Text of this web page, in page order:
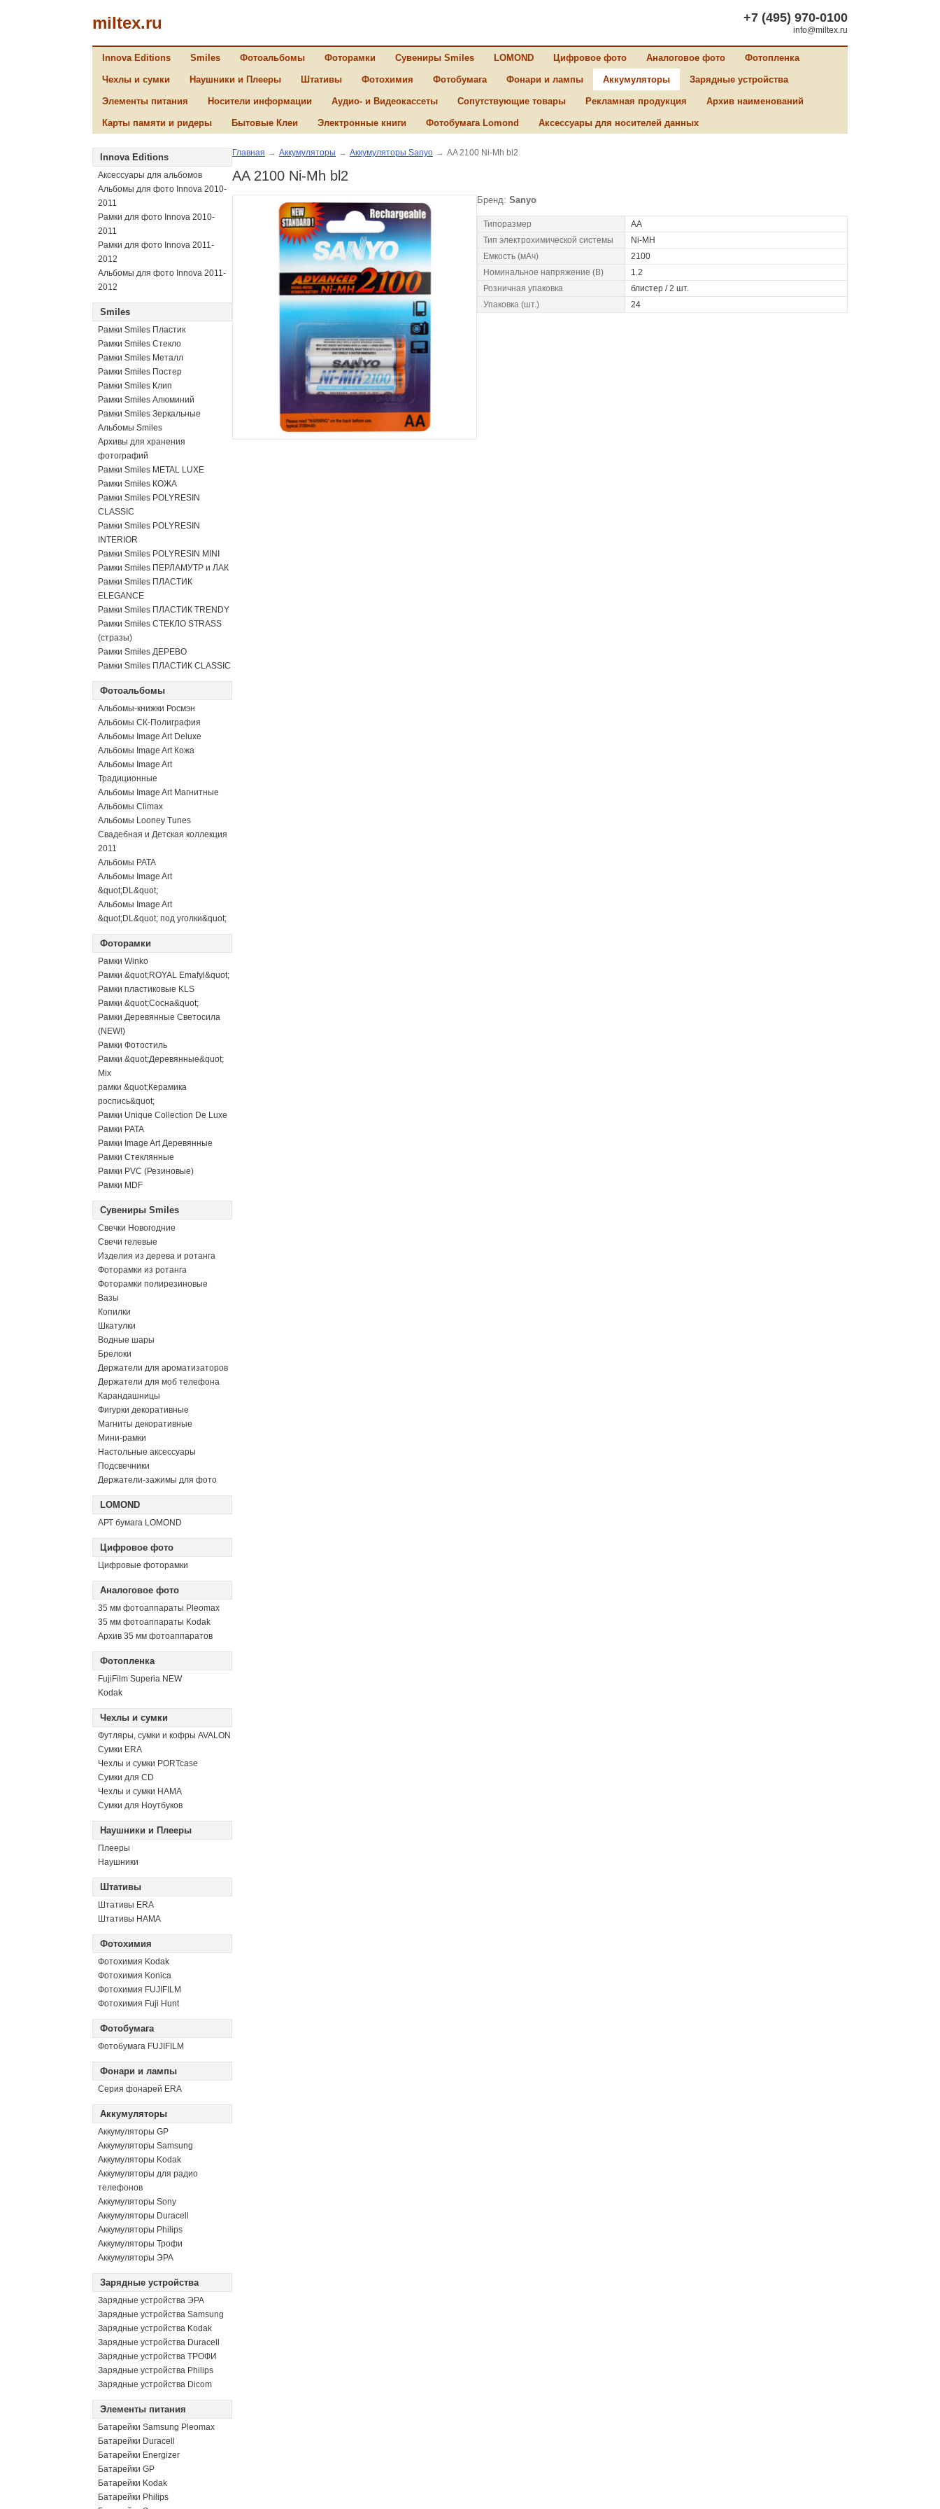
miltex.ru +7 (495) 970-0100
info@miltex.ru
Innova Editions Smiles Фотоальбомы Фоторамки Сувениры Smiles LOMOND Цифровое фото Аналоговое фото Фотопленка
Чехлы и сумки Наушники и Плееры Штативы Фотохимия Фотобумага Фонари и лампы Аккумуляторы Зарядные устройства
Элементы питания Носители информации Аудио- и Видеокассеты Сопутствующие товары Рекламная продукция Архив наименований
Карты памяти и ридеры Бытовые Клеи Электронные книги Фотобумага Lomond Аксессуары для носителей данных
Innova Editions
Аксессуары для альбомов
Альбомы для фото Innova 2010-
2011
Рамки для фото Innova 2010-
2011
Рамки для фото Innova 2011-
2012
Альбомы для фото Innova 2011-
2012
Smiles
Рамки Smiles Пластик
Рамки Smiles Стекло
Рамки Smiles Металл
Рамки Smiles Постер
Рамки Smiles Клип
Рамки Smiles Алюминий
Рамки Smiles Зеркальные
Альбомы Smiles
Архивы для хранения
фотографий
Рамки Smiles METAL LUXE
Рамки Smiles КОЖА
Рамки Smiles POLYRESIN
CLASSIC
Рамки Smiles POLYRESIN
INTERIOR
Рамки Smiles POLYRESIN MINI
Рамки Smiles ПЕРЛАМУТР и ЛАК
Рамки Smiles ПЛАСТИК
ELEGANCE
Рамки Smiles ПЛАСТИК TRENDY
Рамки Smiles СТЕКЛО STRASS
(стразы)
Рамки Smiles ДЕРЕВО
Рамки Smiles ПЛАСТИК CLASSIC
Фотоальбомы
Альбомы-книжки Росмэн
Альбомы СК-Полиграфия
Альбомы Image Art Deluxe
Альбомы Image Art Кожа
Альбомы Image Art
Традиционные
Альбомы Image Art Магнитные
Альбомы Climax
Альбомы Looney Tunes
Свадебная и Детская коллекция
2011
Альбомы PATA
Альбомы Image Art
&quot;DL&quot;
Альбомы Image Art
&quot;DL&quot; под уголки&quot;
Фоторамки
Рамки Winko
Рамки &quot;ROYAL Emafyl&quot;
Рамки пластиковые KLS
Рамки &quot;Сосна&quot;
Рамки Деревянные Светосила
(NEW!)
Рамки Фотостиль
Рамки &quot;Деревянные&quot;
Mix
рамки &quot;Керамика
роспись&quot;
Рамки Unique Collection De Luxe
Рамки PATA
Рамки Image Art Деревянные
Рамки Стеклянные
Рамки PVC (Резиновые)
Рамки MDF
Сувениры Smiles
Свечки Новогодние
Свечи гелевые
Изделия из дерева и ротанга
Фоторамки из ротанга
Фоторамки полирезиновые
Вазы
Копилки
Шкатулки
Водные шары
Брелоки
Держатели для ароматизаторов
Держатели для моб телефона
Карандашницы
Фигурки декоративные
Магниты декоративные
Мини-рамки
Настольные аксессуары
Подсвечники
Держатели-зажимы для фото
LOMOND
АРТ бумага LOMOND
Цифровое фото
Цифровые фоторамки
Аналоговое фото
35 мм фотоаппараты Pleomax
35 мм фотоаппараты Kodak
Архив 35 мм фотоаппаратов
Фотопленка
FujiFilm Superia NEW
Kodak
Чехлы и сумки
Футляры, сумки и кофры AVALON
Сумки ERA
Чехлы и сумки PORTcase
Сумки для CD
Чехлы и сумки HAMA
Сумки для Ноутбуков
Наушники и Плееры
Плееры
Наушники
Штативы
Штативы ERA
Штативы HAMA
Фотохимия
Фотохимия Kodak
Фотохимия Konica
Фотохимия FUJIFILM
Фотохимия Fuji Hunt
Фотобумага
Фотобумага FUJIFILM
Фонари и лампы
Серия фонарей ERA
Аккумуляторы
Аккумуляторы GP
Аккумуляторы Samsung
Аккумуляторы Kodak
Аккумуляторы для радио
телефонов
Аккумуляторы Sony
Аккумуляторы Duracell
Аккумуляторы Philips
Аккумуляторы Трофи
Аккумуляторы ЭРА
Зарядные устройства
Зарядные устройства ЭРА
Зарядные устройства Samsung
Зарядные устройства Kodak
Зарядные устройства Duracell
Зарядные устройства ТРОФИ
Зарядные устройства Philips
Зарядные устройства Dicom
Элементы питания
Батарейки Samsung Pleomax
Батарейки Duracell
Батарейки Energizer
Батарейки GP
Батарейки Kodak
Батарейки Philips
Главная → Аккумуляторы → Аккумуляторы Sanyo → AA 2100 Ni-Mh bl2
AA 2100 Ni-Mh bl2
Бренд: Sanyo
Типоразмер
AA
Тип электрохимической системы
Ni-MH
Емкость (мАч)
2100
Номинальное напряжение (В)
1.2
Розничная упаковка
блистер / 2 шт.
Упаковка (шт.)
24